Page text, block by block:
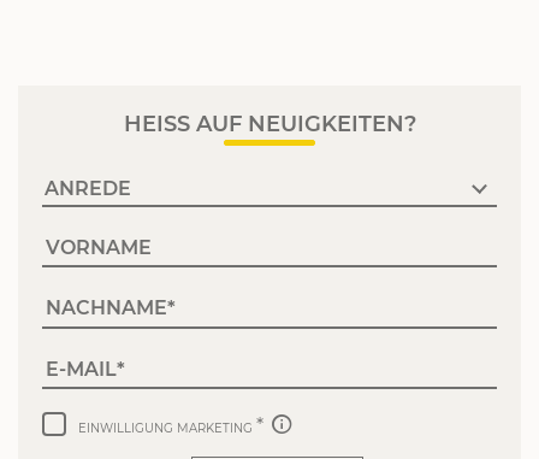
HEISS AUF NEUIGKEITEN?
VORNAME
NACHNAME
E-MAIL
EINWILLIGUNG MARKETING